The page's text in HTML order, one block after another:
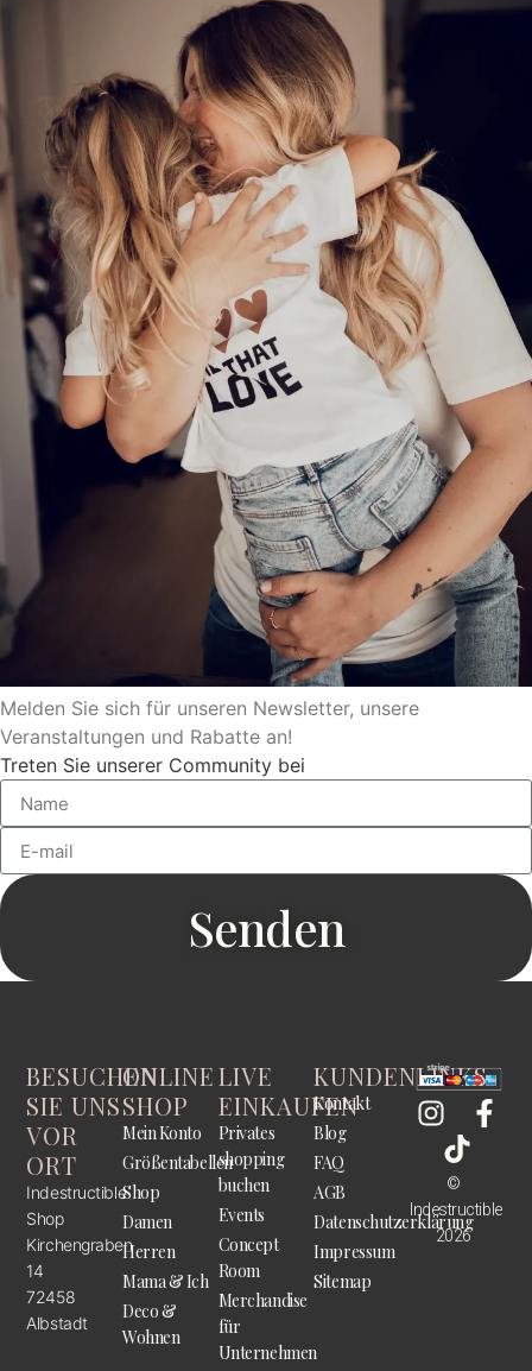
Melden Sie sich für unseren Newsletter, unsere
Veranstaltungen und Rabatte an!
Treten Sie unserer Community bei
Senden
BESUCHEN
SIE UNS
VOR
ORT
Indestructible
Shop
Kirchengraben
14
72458
Albstadt
ONLINE
SHOP
Mein Konto
Größentabellen
Shop
Damen
Herren
Mama & Ich
Deco &
Wohnen
LIVE
EINKAUFEN
Privates
shopping
buchen
Events
Concept
Room
Merchandise
für
Unternehmen
KUNDENLINKS
Kontakt
Blog
FAQ
AGB
Datenschutzerklärung
Impressum
Sitemap
©
Indestructible
2026